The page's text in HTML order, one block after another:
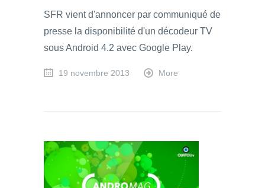
SFR vient d'annoncer par communiqué de
presse la disponibilité d'un décodeur TV
sous Android 4.2 avec Google Play.
19 novembre 2013 More